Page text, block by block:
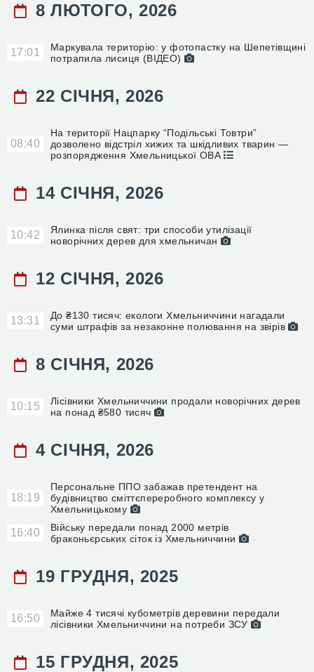
8 ЛЮТОГО, 2026
17:01
Маркувала територію: у фотопастку на Шепетівщині
потрапила лисиця (ВІДЕО)
22 СІЧНЯ, 2026
08:40
На території Нацпарку “Подільські Товтри”
дозволено відстріл хижих та шкідливих тварин —
розпорядження Хмельницької ОВА
14 СІЧНЯ, 2026
10:42
Ялинка після свят: три способи утилізації
новорічних дерев для хмельничан
12 СІЧНЯ, 2026
13:31
До ₴130 тисяч: екологи Хмельниччини нагадали
суми штрафів за незаконне полювання на звірів
8 СІЧНЯ, 2026
10:15
Лісівники Хмельниччини продали новорічних дерев
на понад ₴580 тисяч
4 СІЧНЯ, 2026
18:19
Персональне ППО забажав претендент на
будівництво сміттєпереробного комплексу у
Хмельницькому
16:40
Війську передали понад 2000 метрів
браконьєрських сіток із Хмельниччини
19 ГРУДНЯ, 2025
16:50
Майже 4 тисячі кубометрів деревини передали
лісівники Хмельниччини на потреби ЗСУ
15 ГРУДНЯ, 2025